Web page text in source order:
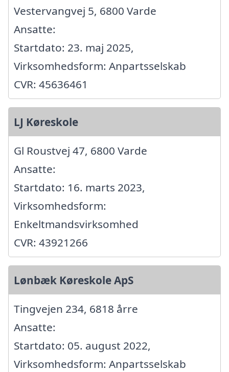
Vestervangvej 5, 6800 Varde
Ansatte:
Startdato: 23. maj 2025,
Virksomhedsform: Anpartsselskab
CVR: 45636461
LJ Køreskole
Gl Roustvej 47, 6800 Varde
Ansatte:
Startdato: 16. marts 2023,
Virksomhedsform:
Enkeltmandsvirksomhed
CVR: 43921266
Lønbæk Køreskole ApS
Tingvejen 234, 6818 årre
Ansatte:
Startdato: 05. august 2022,
Virksomhedsform: Anpartsselskab